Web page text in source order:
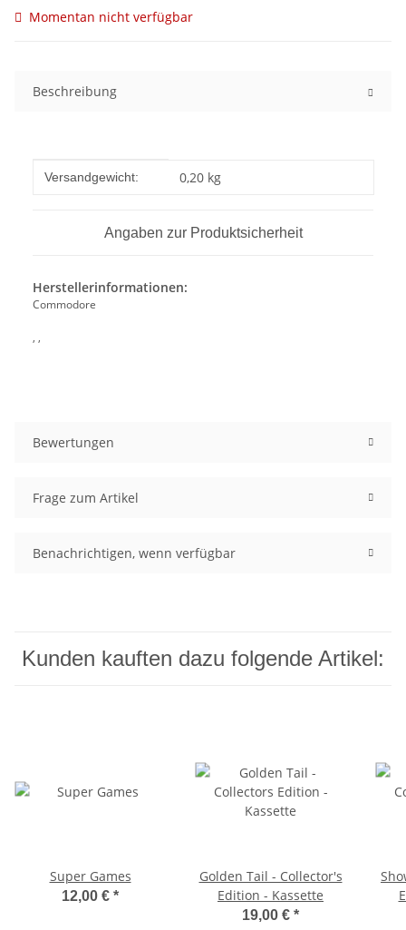
Momentan nicht verfügbar
Beschreibung
Produkteigenschaft
Wert
Versandgewicht: 0,20 kg
Angaben zur Produktsicherheit
Herstellerinformationen:
Commodore
, ,
Bewertungen
Frage zum Artikel
Benachrichtigen, wenn verfügbar
Kunden kauften dazu folgende Artikel:
Super Games
12,00 € *
Golden Tail - Collector's
Edition - Kassette
19,00 € *